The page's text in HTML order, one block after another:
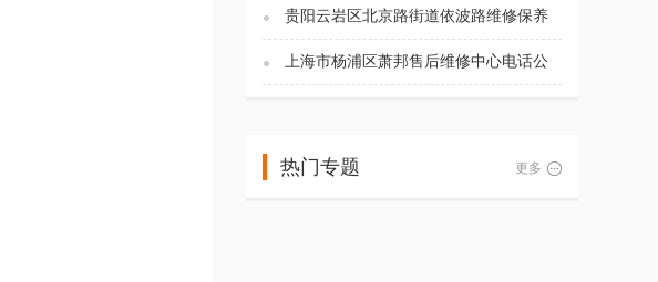
贵阳云岩区北京路街道依波路维修保养
服务电话（2026年7月最新）
上海市杨浦区萧邦售后维修中心电话公
示（2026年7月最新）
热门专题 更多